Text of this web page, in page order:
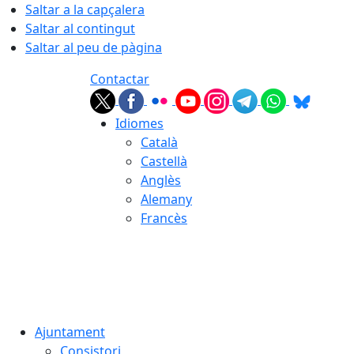
Saltar a la capçalera
Saltar al contingut
Saltar al peu de pàgina
Contactar
Idiomes
Català
Castellà
Anglès
Alemany
Francès
Ajuntament